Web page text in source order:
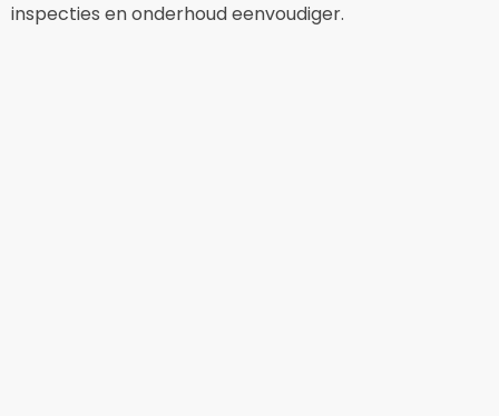
inspecties en onderhoud eenvoudiger.